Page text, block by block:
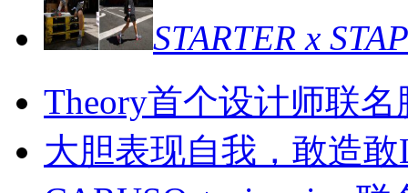
STARTER x
Theory首个设计师联
大胆表现自我，敢造